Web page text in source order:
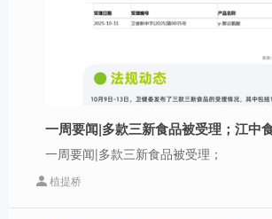
一周要闻|多款三新食品被受理；
植提桥